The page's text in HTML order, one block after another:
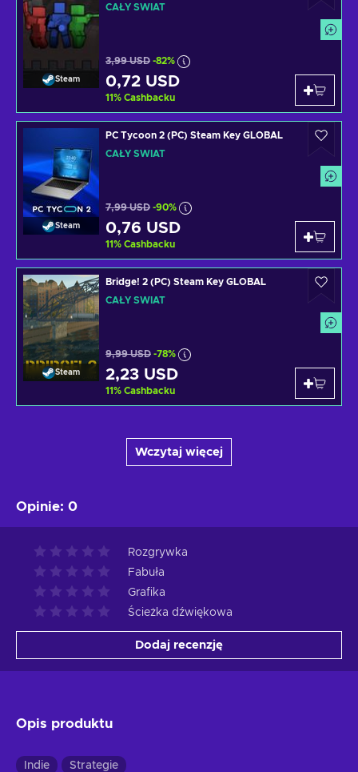
Steam
CAŁY ŚWIAT
3,99 USD -82%
0,72 USD
11% Cashbacku
Steam
PC Tycoon 2 (PC) Steam Key GLOBAL
CAŁY ŚWIAT
7,99 USD -90%
0,76 USD
11% Cashbacku
Steam
Bridge! 2 (PC) Steam Key GLOBAL
CAŁY ŚWIAT
9,99 USD -78%
2,23 USD
11% Cashbacku
Wczytaj więcej
Opinie: 0
Rozgrywka
Fabuła
Grafika
Ścieżka dźwiękowa
Dodaj recenzję
Opis produktu
Indie Strategie